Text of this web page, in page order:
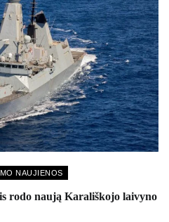
NAUJIENOS
rodo naują Karališkojo laivyno